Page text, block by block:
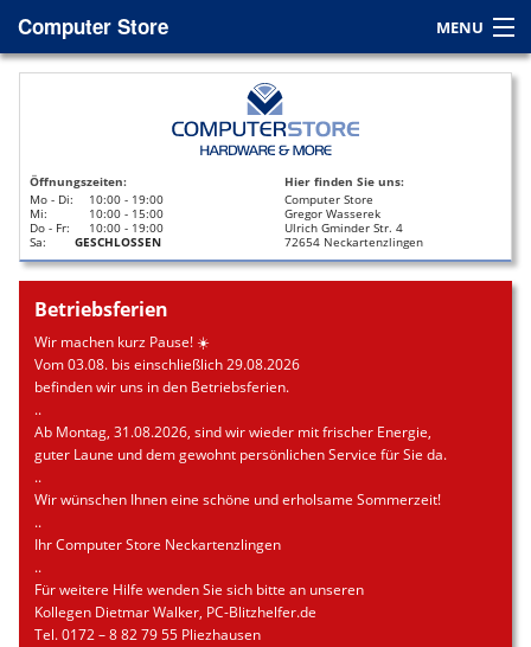
Computer Store MENU
Home
Leasing
Datenrettung
Öffnungszeiten:
Mo - Di:
10:00 - 19:00
Mi:
10:00 - 15:00
Do - Fr:
10:00 - 19:00
Sa:
GESCHLOSSEN
Hier finden Sie uns:
Computer Store
Gregor Wasserek
Ulrich Gminder Str. 4
72654 Neckartenzlingen
Betriebsferien
Wir machen kurz Pause! ☀️
Vom 03.08. bis einschließlich 29.08.2026
befinden wir uns in den Betriebsferien.
..
Ab Montag, 31.08.2026, sind wir wieder mit frischer Energie,
guter Laune und dem gewohnt persönlichen Service für Sie da.
..
Wir wünschen Ihnen eine schöne und erholsame Sommerzeit!
..
Ihr Computer Store Neckartenzlingen
..
Für weitere Hilfe wenden Sie sich bitte an unseren
Kollegen Dietmar Walker, PC-Blitzhelfer.de
Tel. 0172 – 8 82 79 55 Pliezhausen